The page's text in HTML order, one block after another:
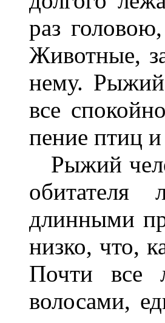
раз
Животные,
нему. Рыжий
все
пение птиц
Рыжий
обитателя
длинными
низко, что,
Почти все
волосами,